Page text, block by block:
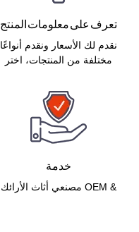
تعرف على معلومات المنتج
نقدم لك الأسعار ونقدم أنواعًا
مختلفة من المنتجات، اختر
خدمة
مصنعي أثاث الأرائك OEM &